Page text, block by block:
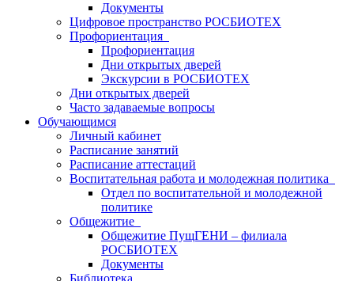
Документы
Цифровое пространство РОСБИОТЕХ
Профориентация
Профориентация
Дни открытых дверей
Экскурсии в РОСБИОТЕХ
Дни открытых дверей
Часто задаваемые вопросы
Обучающимся
Личный кабинет
Расписание занятий
Расписание аттестаций
Воспитательная работа и молодежная политика
Отдел по воспитательной и молодежной
политике
Общежитие
Общежитие ПущГЕНИ – филиала
РОСБИОТЕХ
Документы
Библиотека